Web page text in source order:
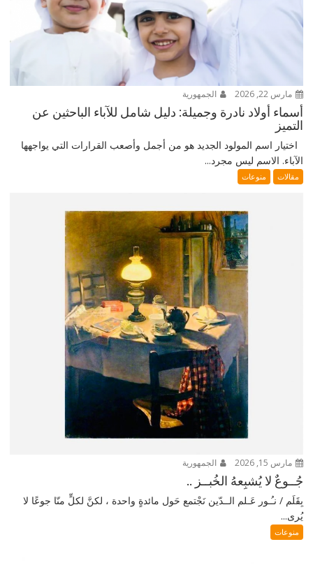
مارس 22, 2026 الجمهورية
أسماء أولاد نادرة وجميلة: دليل شامل للآباء الباحثين عن
التميز
اختيار اسم المولود الجديد هو من أجمل وأصعب القرارات التي يواجهها
الآباء. الاسم ليس مجرد...
مقالات منوعات
مارس 15, 2026 الجمهورية
جُــوعٌ لا يُشبِعهُ الخُبــز ..
بِقَلَم / نـُـور عَـلم الــدّين نَجْتمع حَول مائدةٍ واحدة ، لكنَّ لكلٍّ منّا جوعًا لا
يُرى...
منوعات